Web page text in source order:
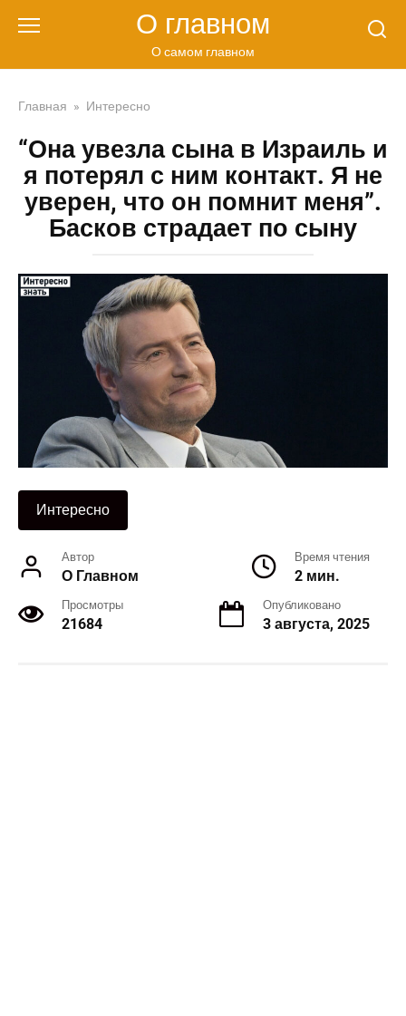
О главном
О самом главном
Главная » Интересно
“Она увезла сына в Израиль и
я потерял с ним контакт. Я не
уверен, что он помнит меня”.
Басков страдает по сыну
Интересно
Автор
О Главном
Время чтения
2 мин.
Просмотры
21684
Опубликовано
3 августа, 2025